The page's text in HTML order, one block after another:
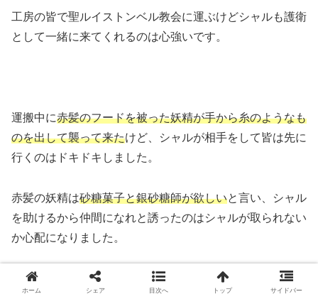
工房の皆で聖ルイストンベル教会に運ぶけどシャルも護衛
として一緒に来てくれるのは心強いです。
運搬中に赤髪のフードを被った妖精が手から糸のようなも
のを出して襲って来たけど、シャルが相手をして皆は先に
行くのはドキドキしました。
赤髪の妖精は砂糖菓子と銀砂糖師が欲しいと言い、シャル
を助けるから仲間になれと誘ったのはシャルが取られない
か心配になりました。
ホーム シェア 目次へ トップ サイドバー